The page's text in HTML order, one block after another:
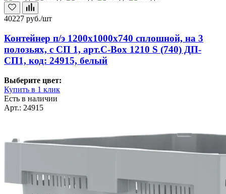
40227 руб./шт
Контейнер п/э 1200х1000х740 сплошной, на 3
полозьях, с СП 1, арт.C-Box 1210 S (740) ДП-
СП1, код: 24915, белый
Выберите цвет:
Купить в 1 клик
Есть в наличии
Арт.: 24915